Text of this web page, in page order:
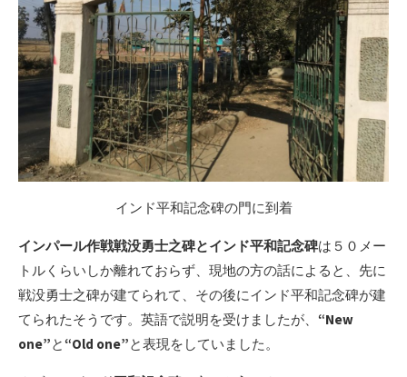
インド平和記念碑の門に到着
インパール作戦戦没勇士之碑とインド平和記念碑は５０メー
トルくらいしか離れておらず、現地の方の話によると、先に
戦没勇士之碑が建てられて、その後にインド平和記念碑が建
てられたそうです。英語で説明を受けましたが、 “New
one”と “Old one”と表現をしていました。